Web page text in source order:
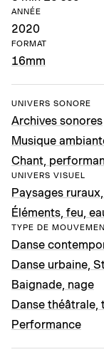
ANNÉE
2020
FORMAT
16mm
UNIVERS SONORE
Archives sonores
Musique
Chant,
UNIVERS VISUEL
Paysages
Éléments, feu,
TYPE DE
Danse
Danse urbaine,
Baignade, nage
Danse
Performance